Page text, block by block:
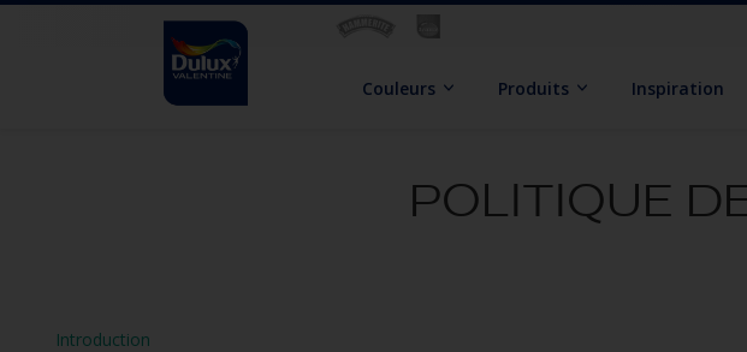
Couleurs Produits Inspiration
POLITIQUE
Introduction